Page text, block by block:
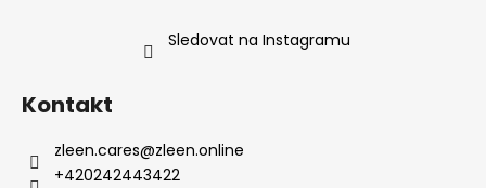
Sledovat na Instagramu
Kontakt
zleen.cares@zleen.online
+420242443422